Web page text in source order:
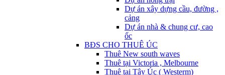
Dự án xây dựng cầu, đường ,
cảng
Dự án nhà & chung cư, cao
ốc
BĐS CHO THUÊ ÚC
Thuê New south waves
Thuê tại Victoria , Melbourne
Thuê tại Tây Úc ( Westerm)